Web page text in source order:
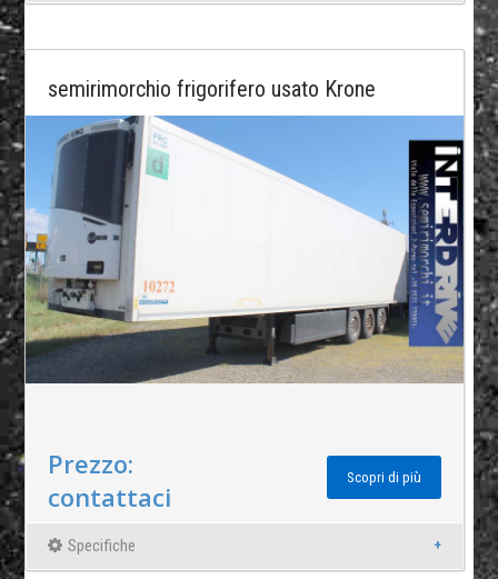
semirimorchio frigorifero usato Krone
Prezzo:
contattaci
Scopri di più
Specifiche